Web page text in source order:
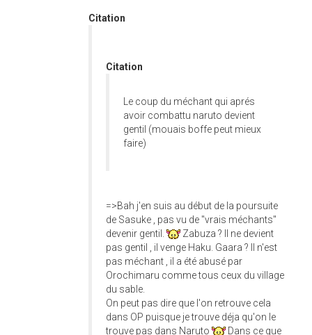
Citation
Citation
Le coup du méchant qui aprés
avoir combattu naruto devient
gentil (mouais boffe peut mieux
faire)
=>Bah j'en suis au début de la poursuite
de Sasuke , pas vu de "vrais méchants"
devenir gentil.
Zabuza ? Il ne devient
pas gentil , il venge Haku. Gaara ? Il n'est
pas méchant , il a été abusé par
Orochimaru comme tous ceux du village
du sable.
On peut pas dire que l'on retrouve cela
dans OP puisque je trouve déja qu'on le
trouve pas dans Naruto
Dans ce que